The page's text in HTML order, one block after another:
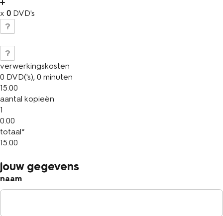
x 0 DVD's
?
?
verwerkingskosten
0 DVD('s), 0 minuten
15.00
aantal kopieën
1
0.00
totaal*
15.00
jouw gegevens
naam